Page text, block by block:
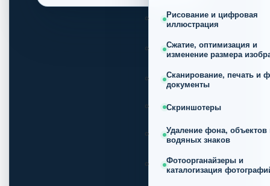
Рисование и цифровая
иллюстрация
Сжатие, оптимизация и
изменение размера
Сканирование, печать и
документы
Скриншотеры
Удаление фона, объектов
водяных знаков
Фотоорганайзеры и
каталогизация